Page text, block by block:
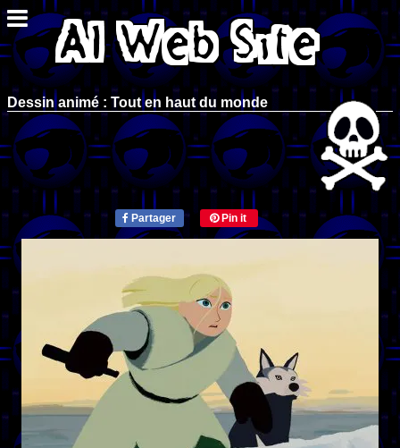
Dessin animé : Tout en haut du monde
Partager Pin it